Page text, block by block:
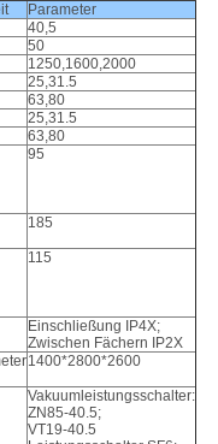
Parameter
40,5
50
1250,1600,2000
25,31.5
63,80
25,31.5
63,80
95
185
115
Einschließung IP4X;
Zwischen Fächern IP2X
1400*2800*2600
Vakuumleistungsschalter:
ZN85-40.5;
VT19-40.5